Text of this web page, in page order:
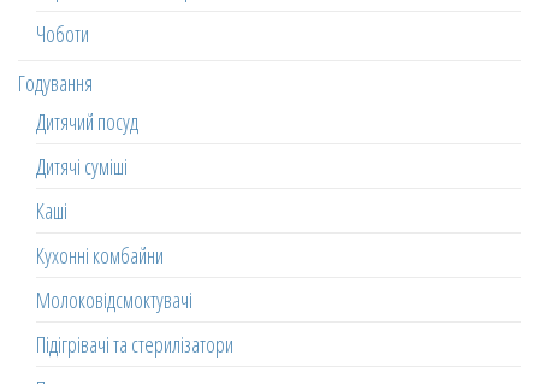
Чоботи
Годування
Дитячий посуд
Дитячі суміші
Каші
Кухонні комбайни
Молоковідсмоктувачі
Підігрівачі та стерилізатори